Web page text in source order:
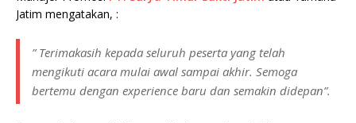
Jatim mengatakan, :
” Terimakasih kepada seluruh peserta yang telah
mengikuti acara mulai awal sampai akhir. Semoga
bertemu dengan experience baru dan semakin didepan”.